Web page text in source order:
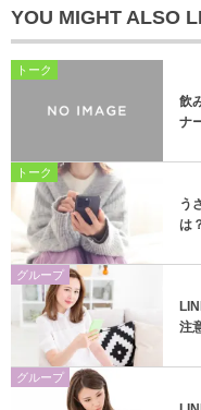
YOU MIGHT ALSO
トーク
飲
ナ
トーク
う
は
グループ
注
グループ